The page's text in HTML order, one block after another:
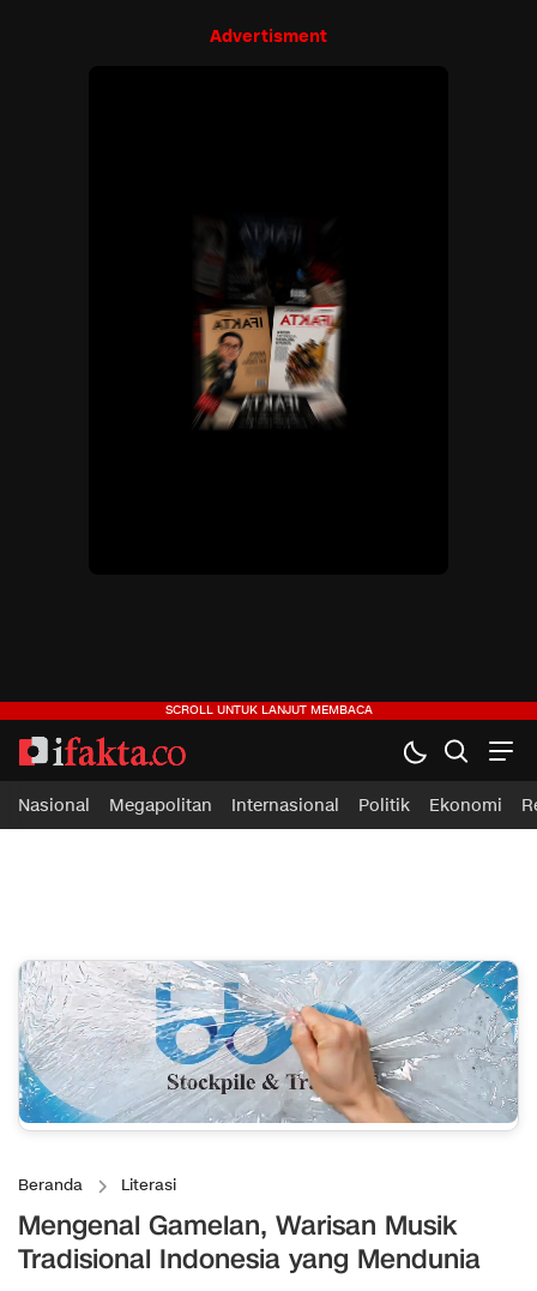
Advertisment
Nasional Megapolitan Internasional Politik Ekonomi
Beranda Literasi
Mengenal Gamelan, Warisan Musik
Tradisional Indonesia yang Mendunia